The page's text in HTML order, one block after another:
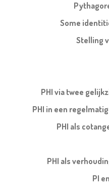
Some
Stelling
PHI via twee
PHI in een
PHI als
PHI als
PI